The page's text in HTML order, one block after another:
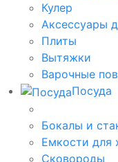
Кулер
Аксессуары
Плиты
Вытяжки
Варочные
Посуда
Бокалы и
Емкости для
Сковороды